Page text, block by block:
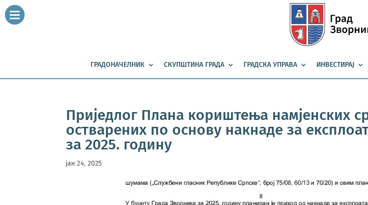
ГРАДОНАЧЕЛНИК СКУПШТИНА ГРАДА ГРАДСКА УПРАВА ИНВЕСТИРАЈ
Приједлог Плана кориштења намјенских
остварених по основу накнаде за
за 2025. годину
јан 24, 2025